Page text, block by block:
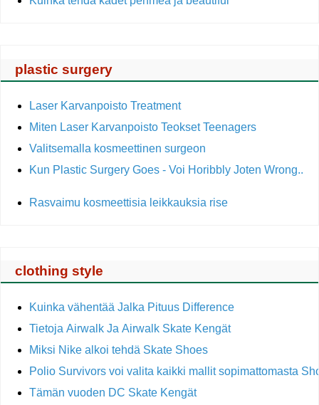
plastic surgery
Laser Karvanpoisto Treatment
Miten Laser Karvanpoisto Teokset Teenagers
Valitsemalla kosmeettinen surgeon
Kun Plastic Surgery Goes - Voi Horibbly Joten Wrong..
Rasvaimu kosmeettisia leikkauksia rise
clothing style
Kuinka vähentää Jalka Pituus Difference
Tietoja Airwalk Ja Airwalk Skate Kengät
Miksi Nike alkoi tehdä Skate Shoes
Polio Survivors voi valita kaikki mallit sopimattomasta
Tämän vuoden DC Skate Kengät